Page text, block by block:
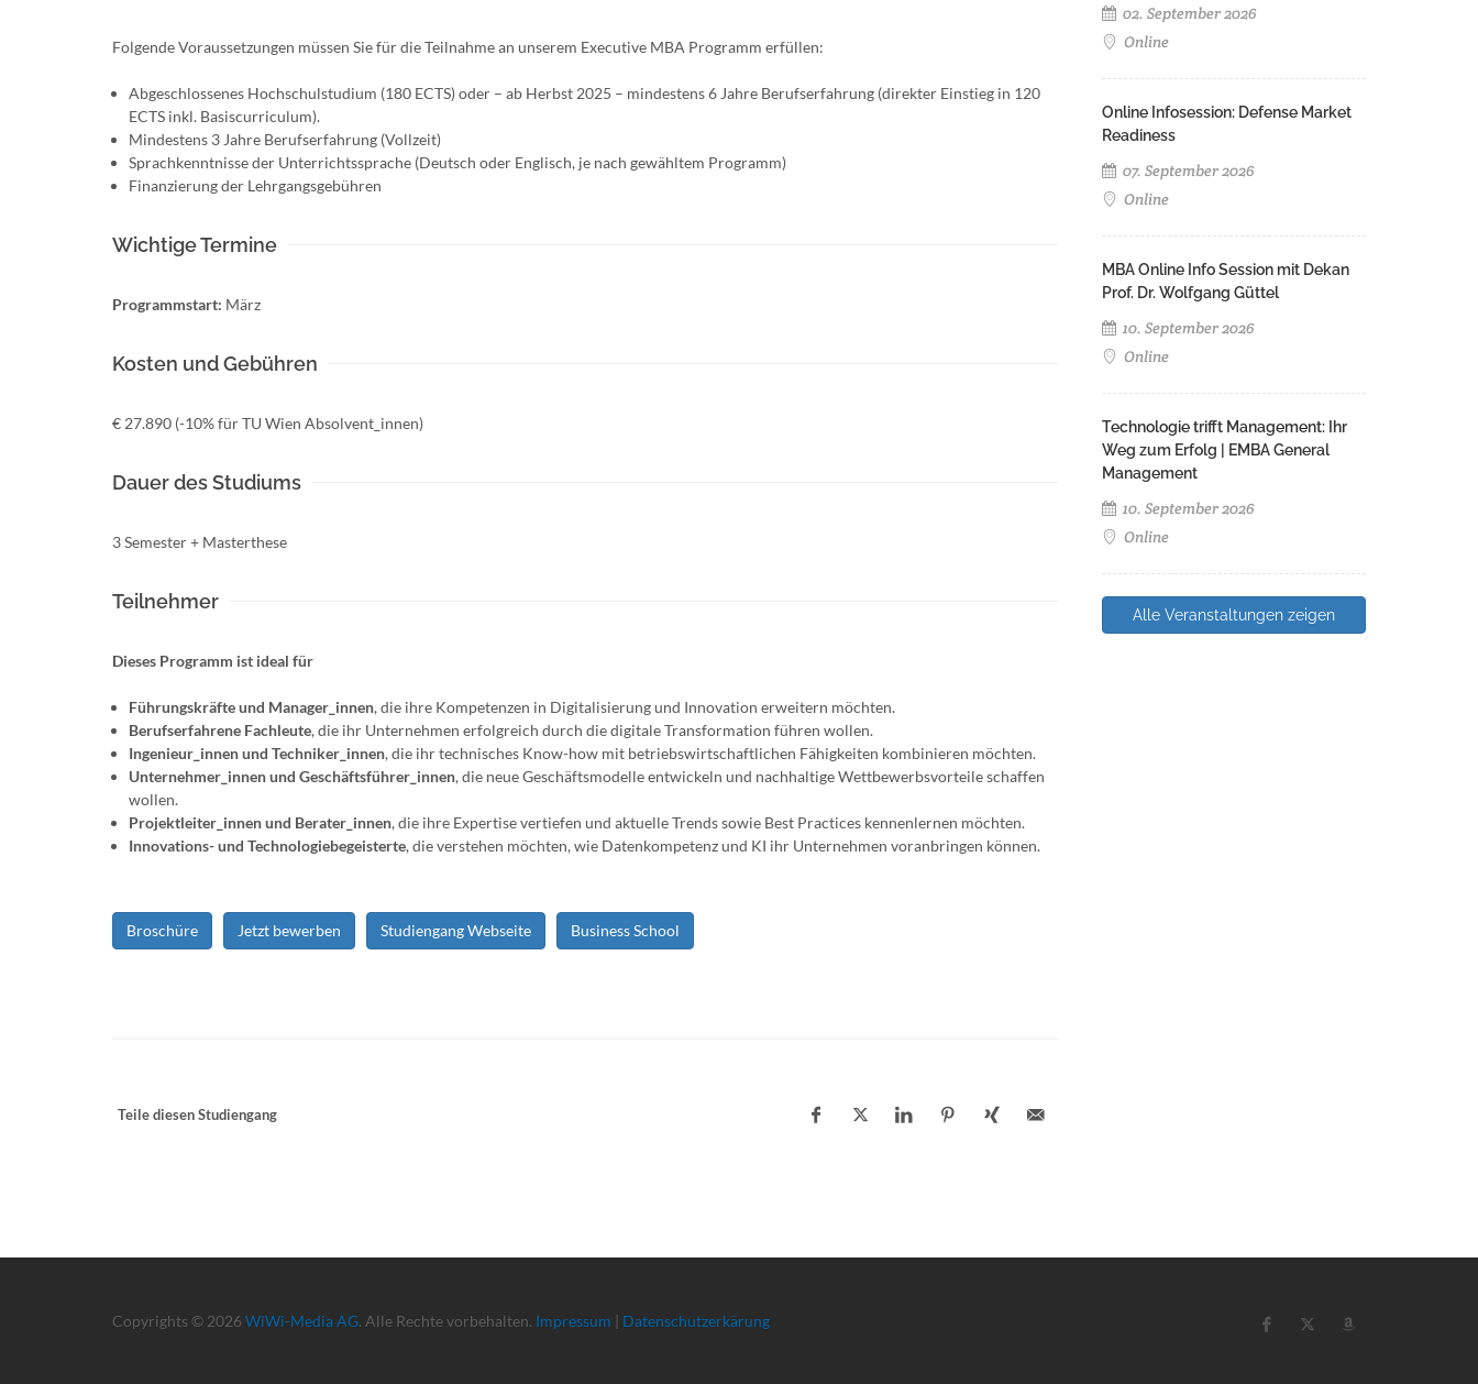
Folgende Voraussetzungen müssen Sie für die Teilnahme an unserem Executive MBA Programm erfüllen:
Abgeschlossenes Hochschulstudium (180 ECTS) oder – ab Herbst 2025 – mindestens 6 Jahre Berufserfahrung (direkter Einstieg in 120
ECTS inkl. Basiscurriculum).
Mindestens 3 Jahre Berufserfahrung (Vollzeit)
Sprachkenntnisse der Unterrichtssprache (Deutsch oder Englisch, je nach gewähltem Programm)
Finanzierung der Lehrgangsgebühren
Wichtige Termine
Programmstart: März
Kosten und Gebühren
€ 27.890 (-10% für TU Wien Absolvent_innen)
Dauer des Studiums
3 Semester + Masterthese
Teilnehmer
Dieses Programm ist ideal für
Führungskräfte und Manager_innen, die ihre Kompetenzen in Digitalisierung und Innovation erweitern möchten.
Berufserfahrene Fachleute, die ihr Unternehmen erfolgreich durch die digitale Transformation führen wollen.
Ingenieur_innen und Techniker_innen, die ihr technisches Know-how mit betriebswirtschaftlichen Fähigkeiten kombinieren möchten.
Unternehmer_innen und Geschäftsführer_innen, die neue Geschäftsmodelle entwickeln und nachhaltige Wettbewerbsvorteile schaffen
wollen.
Projektleiter_innen und Berater_innen, die ihre Expertise vertiefen und aktuelle Trends sowie Best Practices kennenlernen möchten.
Innovations- und Technologiebegeisterte, die verstehen möchten, wie Datenkompetenz und KI ihr Unternehmen voranbringen können.
Broschüre Jetzt bewerben Studiengang Webseite Business School
Teile diesen Studiengang
02. September 2026
Online
Online Infosession: Defense Market
Readiness
07. September 2026
Online
MBA Online Info Session mit Dekan
Prof. Dr. Wolfgang Güttel
10. September 2026
Online
Technologie trifft Management: Ihr
Weg zum Erfolg | EMBA General
Management
10. September 2026
Online
Alle Veranstaltungen zeigen
Copyrights © 2026 WiWi-Media AG. Alle Rechte vorbehalten. Impressum | Datenschutzerkärung